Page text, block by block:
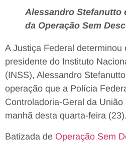
Alessandro Stefanutto
da Operação Sem
A Justiça Federal determinou
presidente do Instituto
(INSS), Alessandro
operação que a Polícia
Controladoria-Geral da
manhã desta quarta-feira (23).
Batizada de Operação Sem